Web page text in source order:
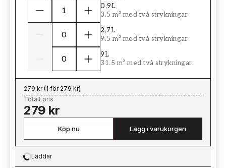
0,9L
3.5 m² med två strykningar
2,7L
9.5 m² med två strykningar
9L
31.5 m² med två strykningar
279 kr(1 för 279 kr)
Totalt pris
279 kr
Köp nu Lägg i varukorgen
Loading…
Laddar